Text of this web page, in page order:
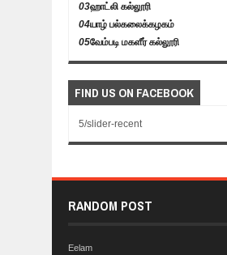
03ஹாட்லி கல்லூரி
04யாழ் பல்கலைக்கழகம்
05வேம்படி மகளீர் கல்லூரி
FIND US ON FACEBOOK
5/slider-recent
RANDOM POST
Eelam